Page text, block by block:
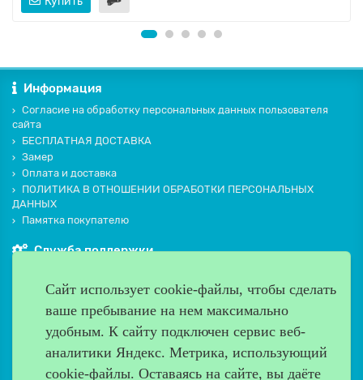
Информация
Согласие на обработку персональных данных пользователя
сайта
БЕСПЛАТНАЯ ДОСТАВКА
Замер
Оплата и доставка
ПОЛИТИКА В ОТНОШЕНИИ ОБРАБОТКИ ПЕРСОНАЛЬНЫХ
ДАННЫХ
Памятка покупателю
Служба поддержки
Производители
Дополнительно
Наш адрес
Работаем с 9:00 до 20:00
Сайт использует cookie-файлы, чтобы сделать
ваше пребывание на нем максимально
удобным. К cайту подключен сервис веб-
аналитики Яндекс. Метрика, использующий
cookie-файлы. Оставаясь на сайте, вы даёте